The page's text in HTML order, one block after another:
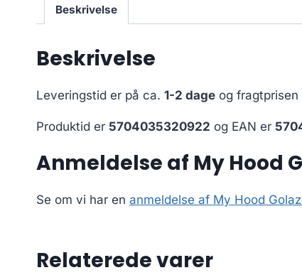
Beskrivelse
Beskrivelse
Leveringstid er på ca. 1-2 dage og fragtprisen
Produktid er 5704035320922 og EAN er
Anmeldelse af My Hood
Se om vi har en anmeldelse af My Hood
Relaterede varer